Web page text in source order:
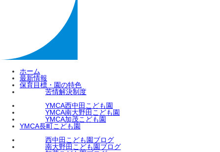
ホーム
最新情報
保育目標・園の特色
苦情解決制度
YMCA西中田こども園
YMCA南大野田こども園
YMCA加茂こども園
YMCA長町こども園
西中田こども園ブログ
南大野田こども園ブログ